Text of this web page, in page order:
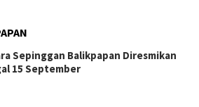
Sepinggan Balikpapan Diresmikan
15 September